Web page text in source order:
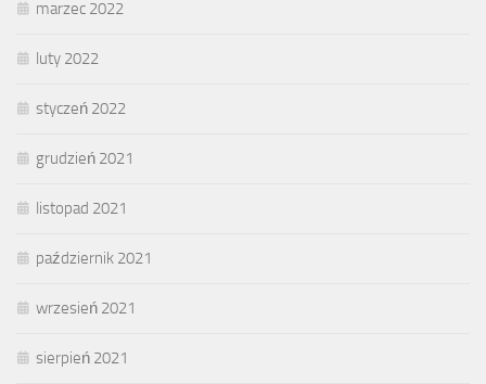
marzec 2022
luty 2022
styczeń 2022
grudzień 2021
listopad 2021
październik 2021
wrzesień 2021
sierpień 2021